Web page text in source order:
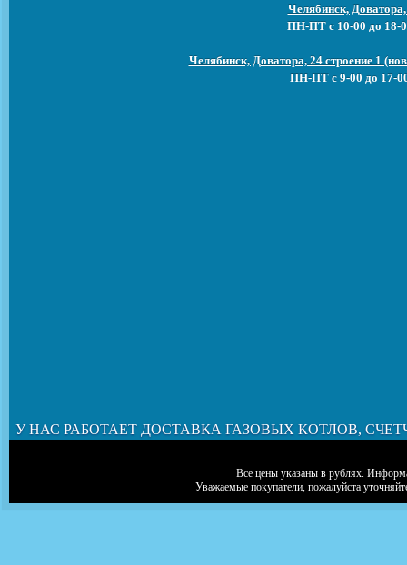
Челябинск,
ПН-ПТ с 10-00 до 18-
Челябинск, Доватора, 24 строение 1
ПН-ПТ с 9-00 до 17-
У НАС РАБОТАЕТ ДОСТАВКА ГАЗОВЫХ КОТЛОВ,
Все цены указаны в рублях.
Уважаемые покупатели, пожалуйста